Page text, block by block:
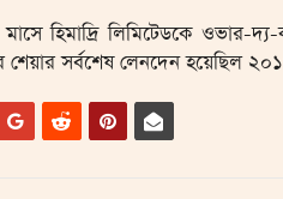
হিমাদ্রি লিমিটেডকে ওভার-
শেয়ার সর্বশেষ লেনদেন হয়েছিল